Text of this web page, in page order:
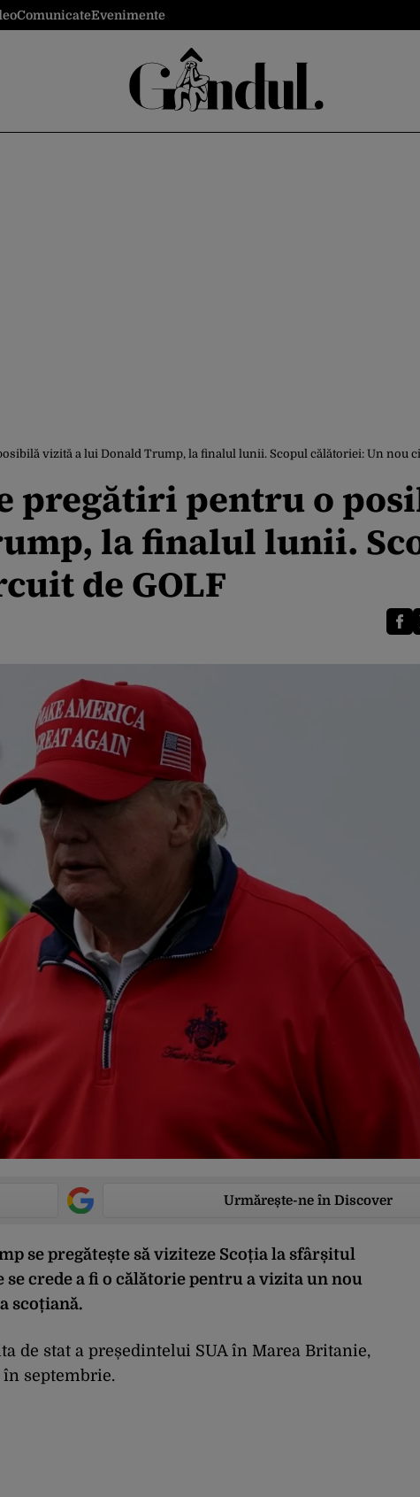
ComunicateEvenimente
vizită a lui Donald Trump, la finalul lunii. Scopul călătoriei: Un nou
pregătiri pentru o
la finalul lunii.
de GOLF
Urmărește-ne în Discover
se pregătește să viziteze Scoția la sfârșitul
se crede a fi o călătorie pentru a vizita un nou
scoțiană.
de stat a președintelui SUA în Marea Britanie,
în septembrie.